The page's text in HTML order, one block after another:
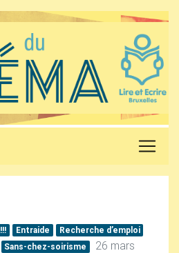
!!! Entraide
Recherche d’emploi
Sans-chez-soirisme
26 mars